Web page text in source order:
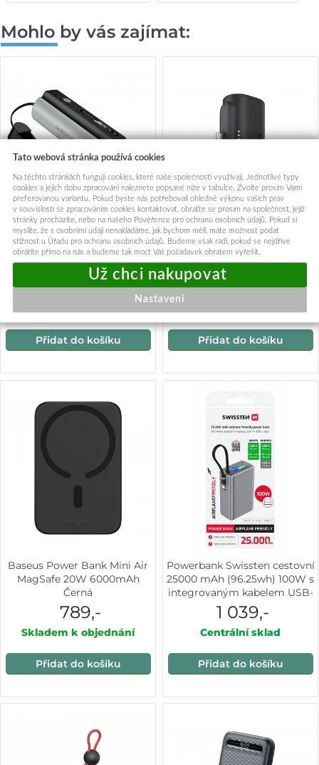
Mohlo by vás zajímat:
Powerbanka Borofone BJ87
Star 5000mAh s baterkou
černá
349,-
Přidat do košíku
Powerbanka Baseus
Compact (IP Edition) 20W
Fast Charge USB-C 5000mAh
Cluster Black
609,-
Přidat do košíku
Baseus Power Bank Mini Air
MagSafe 20W 6000mAh
Černá
789,-
Skladem k objednání
Přidat do košíku
Powerbank Swissten cestovní
25000 mAh (96.25wh) 100W s
integrovaným kabelem USB-
C šedá
1 039,-
Centrální sklad
Přidat do košíku
Tato webová stránka používá cookies
Na těchto stránkách fungují cookies, které naše společnosti využívají. Jednotlivé typy
cookies a jejich dobu zpracování naleznete popsané níže v tabulce. Zvolte prosím Vámi
preferovanou variantu. Pokud byste nás potřebovali ohledně výkonu vašich práv
v souvislosti se zpracováním cookies kontaktovat, obraťte se prosím na společnost, jejíž
stránky procházíte, nebo na našeho Pověřence pro ochranu osobních údajů. Pokud si
myslíte, že s osobními údaji nenakládáme, jak bychom měli, máte možnost podat
stížnost u Úřadu pro ochranu osobních údajů. Budeme však rádi, pokud se nejdříve
obrátíte přímo na nás a budeme tak moct Váš požadavek obratem vyřešit.
Nastavení